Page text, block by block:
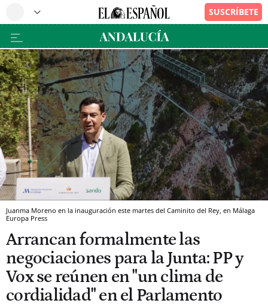
Juanma Moreno en la inauguración este martes del Caminito del Rey, en Málaga
Europa Press
Arrancan formalmente las
negociaciones para la Junta: PP y
Vox se reúnen en "un clima de
cordialidad" en el Parlamento